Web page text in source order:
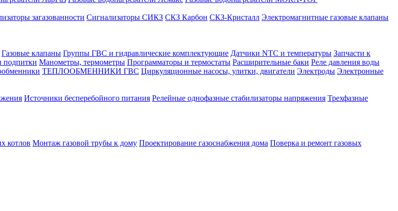
загазованности Сигнализаторы СИКЗ СКЗ Карбон СКЗ-Кристалл Электромагнитные газовые клапаны
Газовые клапаны Группы ГВС и гидравлические комплектующие Датчики NTC и температуры Запчасти к
подпитки Манометры, термометры Программаторы и термостаты Расширительные баки Реле давления воды
ТЕПЛООБМЕННИКИ ГВС Циркуляционные насосы, улитки, двигатели Электроды Электронные
Источники бесперебойного питания Релейные однофазные стабилизаторы напряжения Трехфазные
котлов Монтаж газовой трубы к дому Проектирование газоснабжения дома Поверка и ремонт газовых